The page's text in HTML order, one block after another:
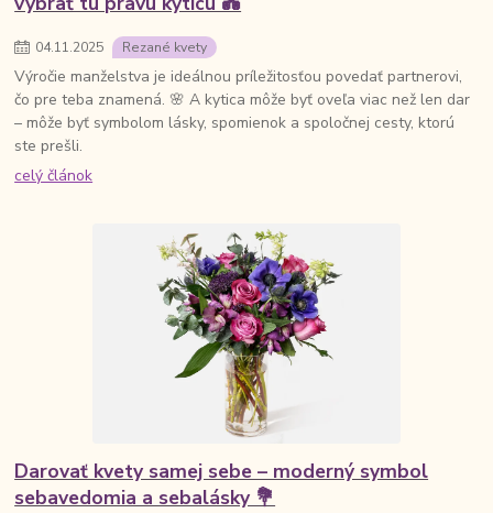
04.11.2025 Rezané kvety
Výročie manželstva je ideálnou príležitosťou povedať partnerovi,
čo pre teba znamená. 🌸 A kytica môže byť oveľa viac než len dar
– môže byť symbolom lásky, spomienok a spoločnej cesty, ktorú
ste prešli.
celý článok
Darovať kvety samej sebe – moderný symbol
sebavedomia a sebalásky 💐